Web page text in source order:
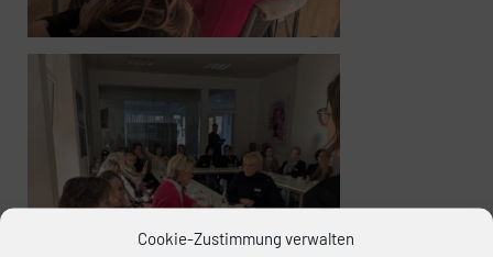
Cookie-Zustimmung verwalten